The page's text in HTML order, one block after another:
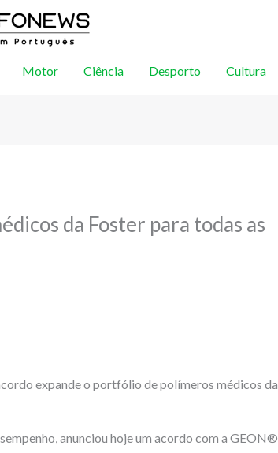
Motor Ciência Desporto Cultura
da Foster para todas as
expande o portfólio de polímeros médicos da
anunciou hoje um acordo com a GEON®